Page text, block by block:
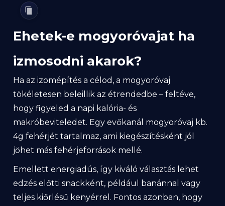
Ehetek-e mogyoróvajat ha
izmosodni akarok?
Ha az izomépítés a célod, a mogyoróvaj
tökéletesen beleillik az étrendedbe – feltéve,
hogy figyeled a napi kalória- és
makróbeviteledet. Egy evőkanál mogyoróvaj kb.
4g fehérjét tartalmaz, ami kiegészítésként jól
jöhet más fehérjeforrások mellé.
Emellett energiadús, így kiváló választás lehet
edzés előtti snackként, például banánnal vagy
teljes kiőrlésű kenyérrel. Fontos azonban, hogy